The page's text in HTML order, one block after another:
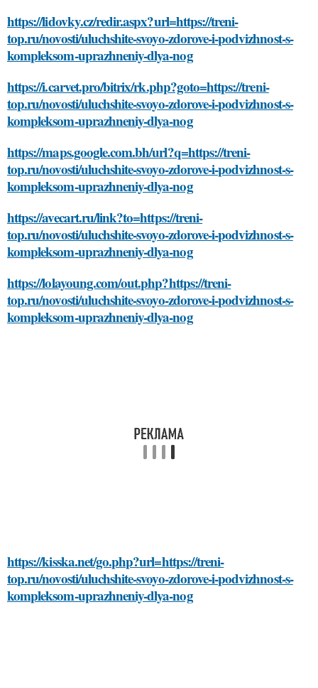
https://lidovky.cz/redir.aspx?url=https://treni-
top.ru/novosti/uluchshite-svoyo-zdorove-i-podvizhnost-s-
kompleksom-uprazhneniy-dlya-nog
https://i.carvet.pro/bitrix/rk.php?goto=https://treni-
top.ru/novosti/uluchshite-svoyo-zdorove-i-podvizhnost-s-
kompleksom-uprazhneniy-dlya-nog
https://maps.google.com.bh/url?q=https://treni-
top.ru/novosti/uluchshite-svoyo-zdorove-i-podvizhnost-s-
kompleksom-uprazhneniy-dlya-nog
https://avecart.ru/link?to=https://treni-
top.ru/novosti/uluchshite-svoyo-zdorove-i-podvizhnost-s-
kompleksom-uprazhneniy-dlya-nog
https://lolayoung.com/out.php?https://treni-
top.ru/novosti/uluchshite-svoyo-zdorove-i-podvizhnost-s-
kompleksom-uprazhneniy-dlya-nog
https://kisska.net/go.php?url=https://treni-
top.ru/novosti/uluchshite-svoyo-zdorove-i-podvizhnost-s-
kompleksom-uprazhneniy-dlya-nog